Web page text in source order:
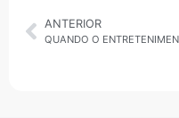
ANTERIOR